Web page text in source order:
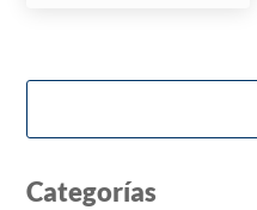
Categorías